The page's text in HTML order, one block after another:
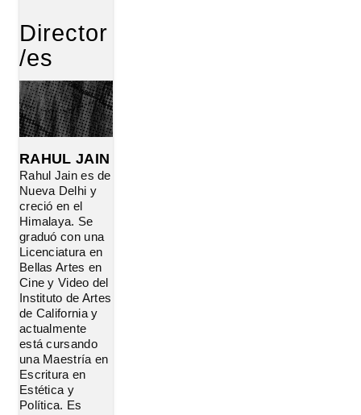
Director
/es
RAHUL JAIN
Rahul Jain es de
Nueva Delhi y
creció en el
Himalaya. Se
graduó con una
Licenciatura en
Bellas Artes en
Cine y Video del
Instituto de Artes
de California y
actualmente
está cursando
una Maestría en
Escritura en
Estética y
Política. Es